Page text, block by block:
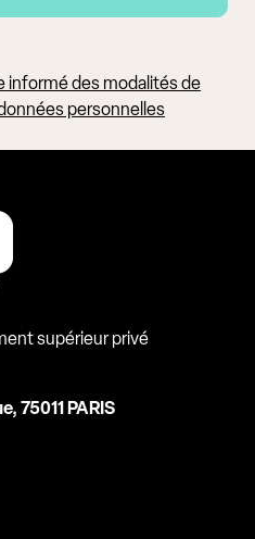
informé des modalités de
personnelles
supérieur privé
75011 PARIS